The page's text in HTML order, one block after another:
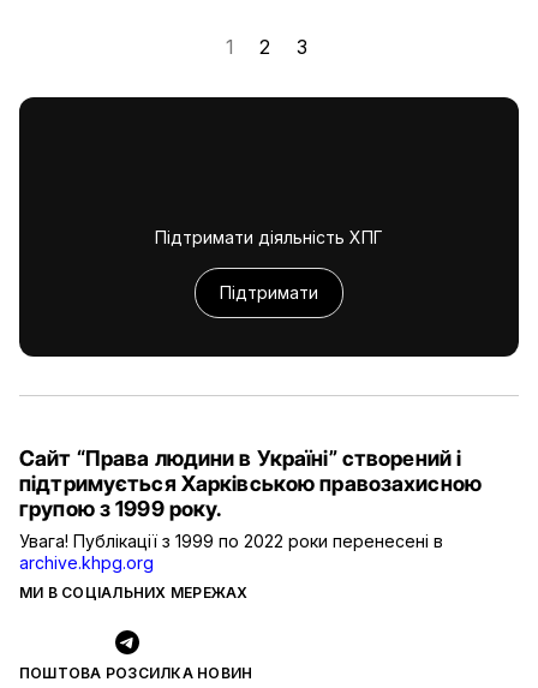
1 2 3
Підтримати діяльність ХПГ
Підтримати
ПОШТОВА РОЗСИЛКА НОВИН
МИ В СОЦІАЛЬНИХ МЕРЕЖАХ
Сайт “Права людини в Україні” створений і
підтримується Харківською правозахисною
групою з 1999 року.
Увага! Публікації з 1999 по 2022 роки перенесені в
archive.khpg.org